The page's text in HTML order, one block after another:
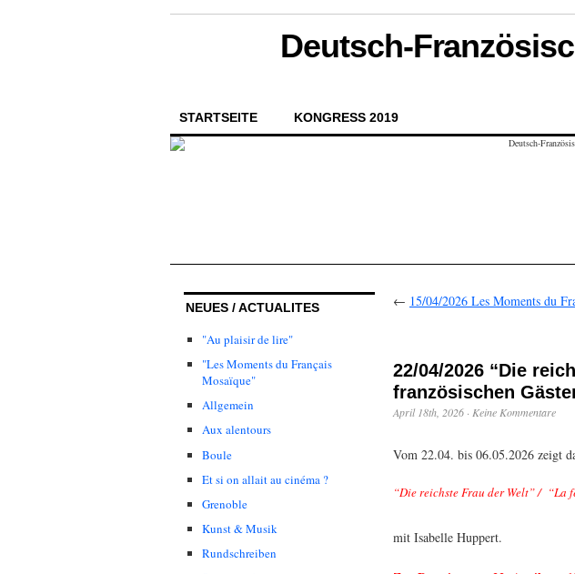
Deutsch-
STARTSEITE KONGRESS 2019
NEUES / ACTUALITES
"Au plaisir de lire"
"Les Moments du Français
Mosaïque"
Allgemein
Aux alentours
Boule
Et si on allait au cinéma ?
Grenoble
Kunst & Musik
Rundschreiben
← 15/04/2026 Les Moments du
22/04/2026 “Die
französischen
April 18th, 2026 · Keine Kommentare
Vom 22.04. bis 06.05.2026 zeigt
“Die reichste Frau der Welt” / “La
mit Isabelle Huppert.